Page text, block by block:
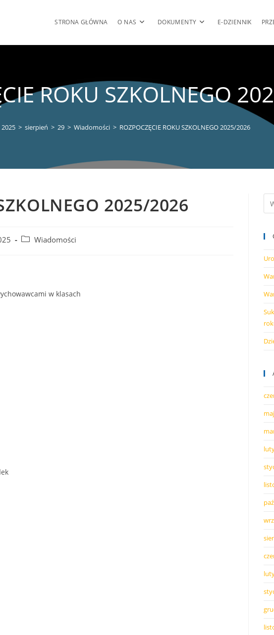
STRONA GŁÓWNA O NAS DOKUMENTY E-DZIENNIK
ROKU SZKOLNEGO
2025 > sierpień > 29 > Wiadomości > ROZPOCZĘCIE ROKU SZKOLNEGO 2025/2026
2025/2026
PostWiadomości
w klasach